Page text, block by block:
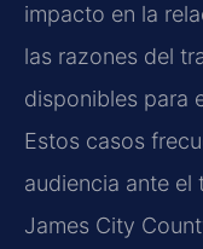
impacto en la
las razones del
disponibles para
Estos casos
audiencia ante el
James City